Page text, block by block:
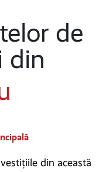
de
din
din această